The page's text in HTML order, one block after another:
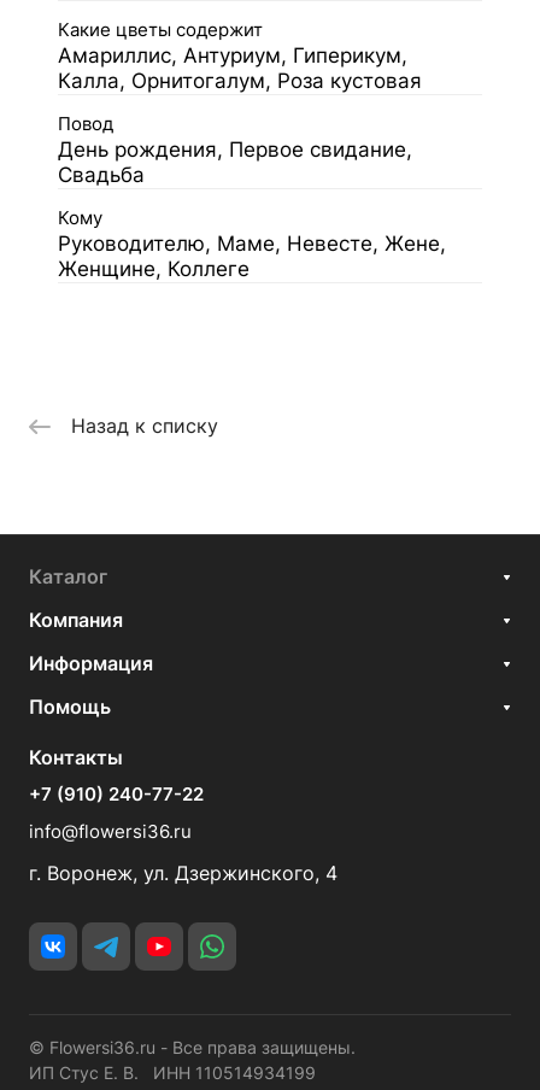
Какие цветы содержит
Амариллис, Антуриум, Гиперикум,
Калла, Орнитогалум, Роза кустовая
Повод
День рождения, Первое свидание,
Свадьба
Кому
Руководителю, Маме, Невесте, Жене,
Женщине, Коллеге
Назад к списку
Каталог
Компания
Информация
Помощь
Контакты
+7 (910) 240-77-22
info@flowersi36.ru
г. Воронеж, ул. Дзержинского, 4
© Flowersi36.ru - Все права защищены.
ИП Стус Е. В. ИНН 110514934199